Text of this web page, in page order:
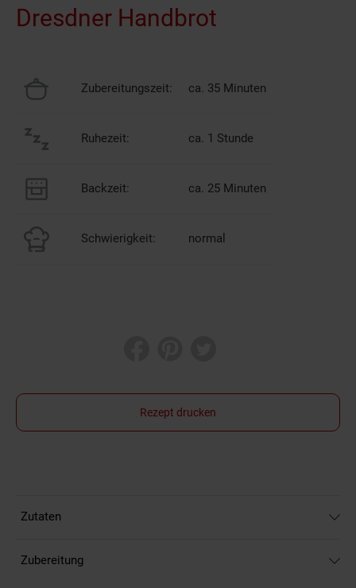
Dresdner Handbrot
Zubereitungszeit: ca. 35 Minuten
Ruhezeit: ca. 1 Stunde
Backzeit: ca. 25 Minuten
Schwierigkeit: normal
Rezept drucken
Zutaten
Zubereitung